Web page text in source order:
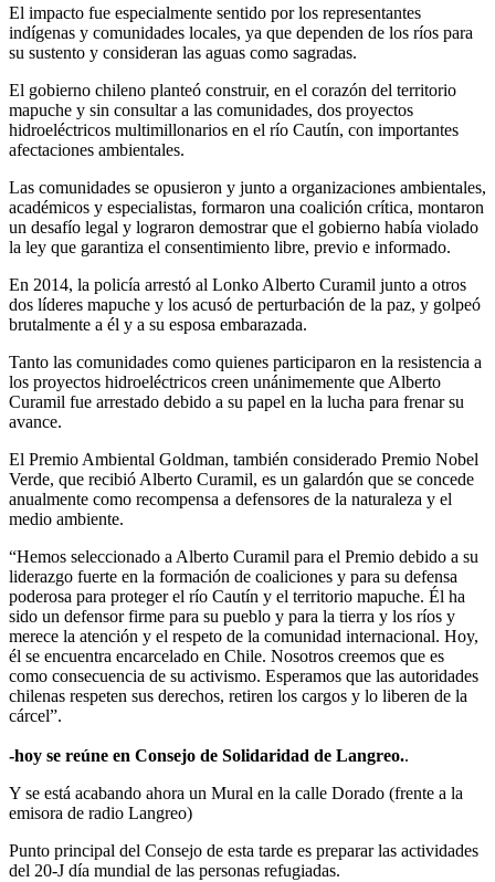
El impacto fue especialmente sentido por los representantes
indígenas y comunidades locales, ya que dependen de los ríos para
su sustento y consideran las aguas como sagradas.
El gobierno chileno planteó construir, en el corazón del territorio
mapuche y sin consultar a las comunidades, dos proyectos
hidroeléctricos multimillonarios en el río Cautín, con importantes
afectaciones ambientales.
Las comunidades se opusieron y junto a organizaciones ambientales,
académicos y especialistas, formaron una coalición crítica, montaron
un desafío legal y lograron demostrar que el gobierno había violado
la ley que garantiza el consentimiento libre, previo e informado.
En 2014, la policía arrestó al Lonko Alberto Curamil junto a otros
dos líderes mapuche y los acusó de perturbación de la paz, y golpeó
brutalmente a él y a su esposa embarazada.
Tanto las comunidades como quienes participaron en la resistencia a
los proyectos hidroeléctricos creen unánimemente que Alberto
Curamil fue arrestado debido a su papel en la lucha para frenar su
avance.
El Premio Ambiental Goldman, también considerado Premio Nobel
Verde, que recibió Alberto Curamil, es un galardón que se concede
anualmente como recompensa a defensores de la naturaleza y el
medio ambiente.
“Hemos seleccionado a Alberto Curamil para el Premio debido a su
liderazgo fuerte en la formación de coaliciones y para su defensa
poderosa para proteger el río Cautín y el territorio mapuche. Él ha
sido un defensor firme para su pueblo y para la tierra y los ríos y
merece la atención y el respeto de la comunidad internacional. Hoy,
él se encuentra encarcelado en Chile. Nosotros creemos que es
como consecuencia de su activismo. Esperamos que las autoridades
chilenas respeten sus derechos, retiren los cargos y lo liberen de la
cárcel”.
-hoy se reúne en Consejo de Solidaridad de Langreo..
Y se está acabando ahora un Mural en la calle Dorado (frente a la
emisora de radio Langreo)
Punto principal del Consejo de esta tarde es preparar las actividades
del 20-J día mundial de las personas refugiadas.